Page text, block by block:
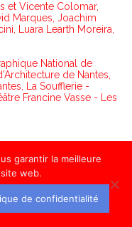
et Vicente Colomar,
Marques, Joachim
Luara Learth Moreira,
National de
de Nantes,
La Soufflerie -
Francine Vasse - Les
garantir la meilleure
web.
de confidentialité